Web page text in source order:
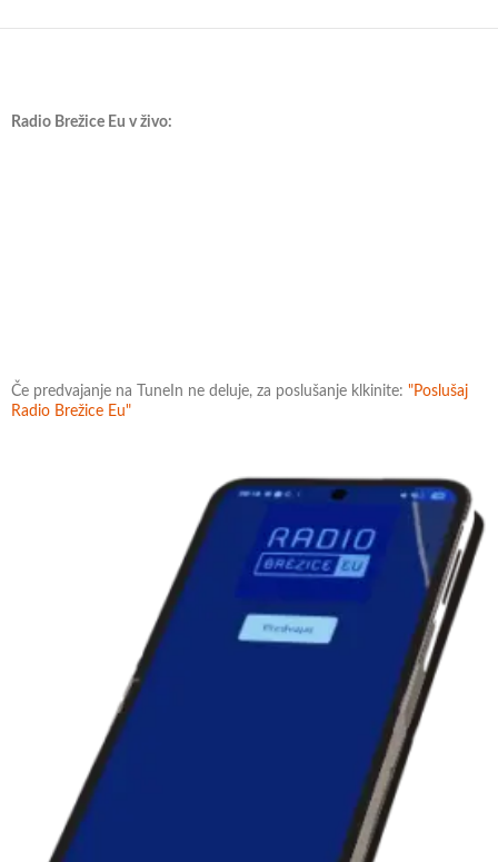
Radio Brežice Eu v živo:
Če predvajanje na TuneIn ne deluje, za poslušanje klkinite: "Poslušaj
Radio Brežice Eu"